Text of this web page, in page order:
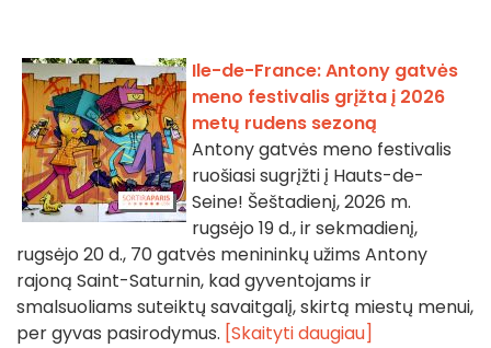
Ile-de-France: Antony gatvės
meno festivalis grįžta į 2026
metų rudens sezoną
Antony gatvės meno festivalis
ruošiasi sugrįžti į Hauts-de-
Seine! Šeštadienį, 2026 m.
rugsėjo 19 d., ir sekmadienį,
rugsėjo 20 d., 70 gatvės menininkų užims Antony
rajoną Saint-Saturnin, kad gyventojams ir
smalsuoliams suteiktų savaitgalį, skirtą miestų menui,
per gyvas pasirodymus. [Skaityti daugiau]